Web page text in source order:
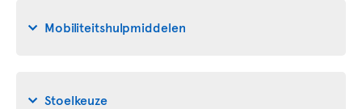
Mobiliteitshulpmiddelen
Stoelkeuze